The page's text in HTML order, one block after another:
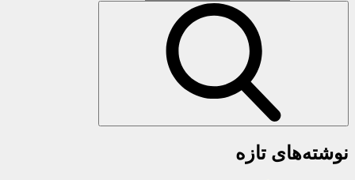
نوشته‌های تازه